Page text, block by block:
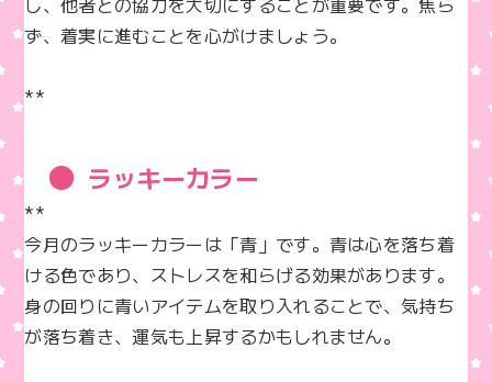
ず、着実に進むことを心がけましょう。
**
ラッキーカラー
**
今月のラッキーカラーは「青」です。青は心を落ち着
ける色であり、ストレスを和らげる効果があります。
身の回りに青いアイテムを取り入れることで、気持ち
が落ち着き、運気も上昇するかもしれません。